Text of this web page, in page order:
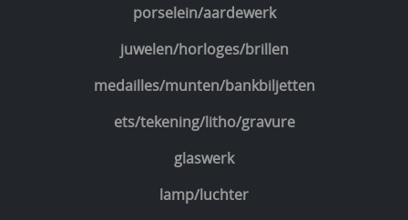
porselein/aardewerk
juwelen/horloges/brillen
medailles/munten/bankbiljetten
ets/tekening/litho/gravure
glaswerk
lamp/luchter